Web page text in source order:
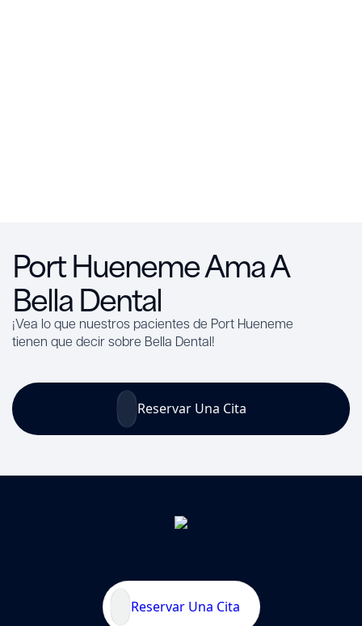
Port Hueneme Ama A
Bella Dental
¡Vea lo que nuestros pacientes de Port Hueneme
tienen que decir sobre Bella Dental!
Reservar Una Cita
Reservar Una Cita